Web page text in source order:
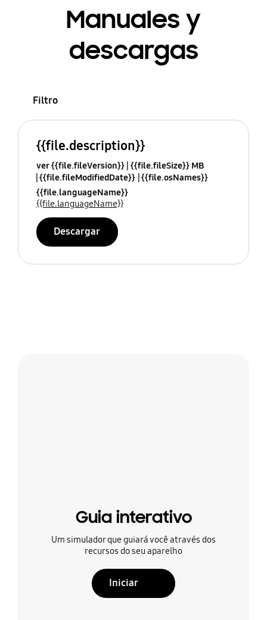
Manuales y
descargas
Filtro
{{file.description}}
ver {{file.fileVersion}} {{file.fileSize}} MB
{{file.fileModifiedDate}} {{file.osNames}}
{{file.languageName}}
{{file.languageName}}
Descargar
Guia interativo
Um simulador que guiará você através dos
recursos do seu aparelho
Iniciar